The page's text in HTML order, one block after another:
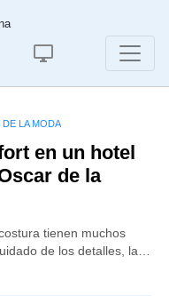
LA MODA
en un hotel
de la
tienen muchos
de los detalles, la…